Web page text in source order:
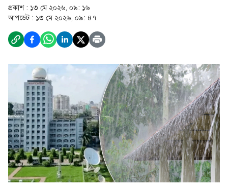
প্রকাশ : ১৩ মে ২০২৬, ০৯: ১৬
আপডেট : ১৩ মে ২০২৬, ০৯: ৪৭